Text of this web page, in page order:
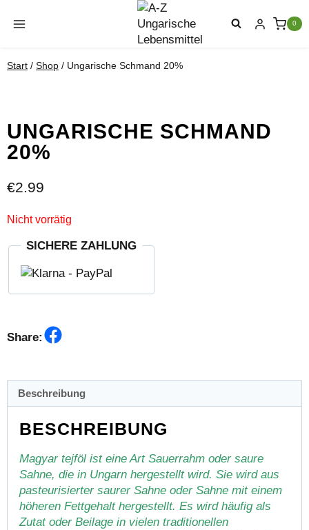
Inhalt
0
Start / Shop / Ungarische Schmand 20%
UNGARISCHE SCHMAND
20%
€2.99
Nicht vorrätig
SICHERE ZAHLUNG
Share:
Beschreibung
BESCHREIBUNG
Magyar tejföl ist eine Art Sauerrahm oder saure
Sahne, die in Ungarn hergestellt wird. Sie wird aus
pasteurisierter saurer Sahne oder Sahne mit einem
höheren Fettgehalt hergestellt. Es wird häufig als
Zutat oder Beilage in vielen traditionellen